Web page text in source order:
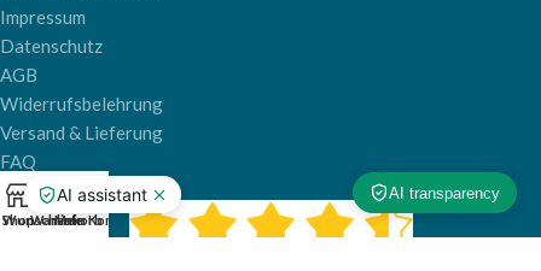
Impressum
Datenschutz
AGB
Widerrufsbelehrung
Versand & Lieferung
FAQ
Shop
Wunschliste
0
Warenkorb
Mein Konto